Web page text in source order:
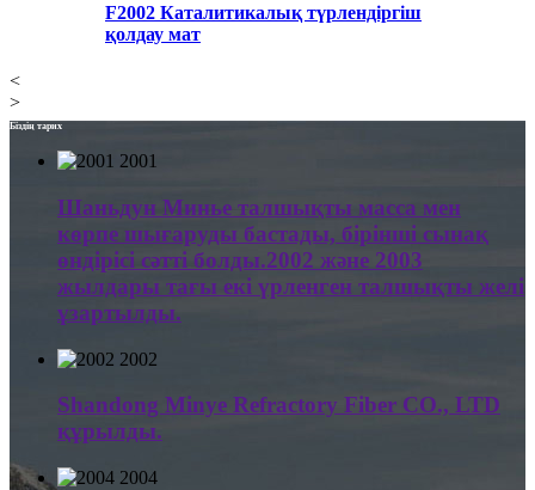
F2002 Каталитикалық түрлендіргіш
қолдау мат
<
>
Біздің тарих
2001
Шаньдун Минье талшықты масса мен
көрпе шығаруды бастады, бірінші сынақ
өндірісі сәтті болды.2002 және 2003
жылдары тағы екі үрленген талшықты желі
ұзартылды.
2002
Shandong Minye Refractory Fiber CO., LTD
құрылды.
2004